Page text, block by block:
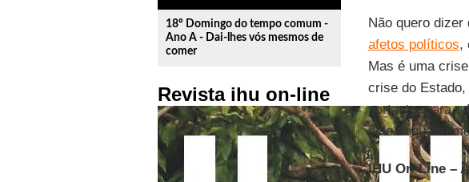
18º Domingo do tempo comum -
Ano A - Dai-lhes vós mesmos de
comer
Revista ihu on-line
Não quero
afetos políticos,
Mas é uma
crise do
portanto, para o
pelo
IHU On-Line –